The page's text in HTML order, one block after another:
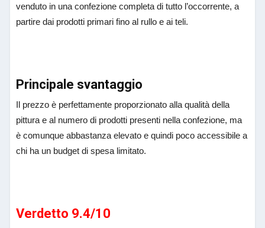
venduto in una confezione completa di tutto l’occorrente, a
partire dai prodotti primari fino al rullo e ai teli.
Principale svantaggio
Il prezzo è perfettamente proporzionato alla qualità della
pittura e al numero di prodotti presenti nella confezione, ma
è comunque abbastanza elevato e quindi poco accessibile a
chi ha un budget di spesa limitato.
Verdetto 9.4/10